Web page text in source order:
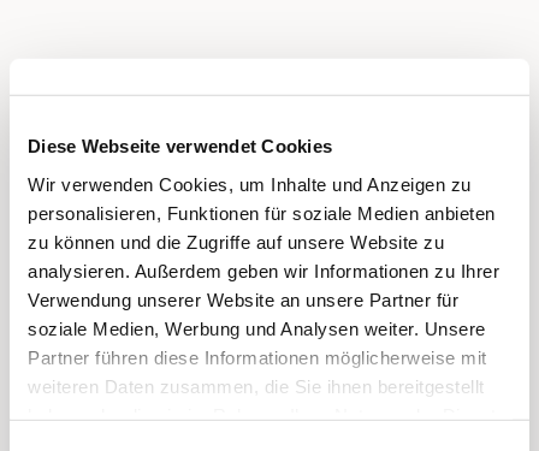
Diese Webseite verwendet Cookies
Wir verwenden Cookies, um Inhalte und Anzeigen zu
personalisieren, Funktionen für soziale Medien anbieten
zu können und die Zugriffe auf unsere Website zu
analysieren. Außerdem geben wir Informationen zu Ihrer
Verwendung unserer Website an unsere Partner für
soziale Medien, Werbung und Analysen weiter. Unsere
Partner führen diese Informationen möglicherweise mit
weiteren Daten zusammen, die Sie ihnen bereitgestellt